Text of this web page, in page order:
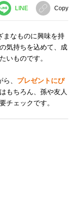
LINE Copy
まなものに興味を持
気持ちを込めて、成
いものです。
、 プレゼントにぴ
もちろん、孫や友人
チェックです。